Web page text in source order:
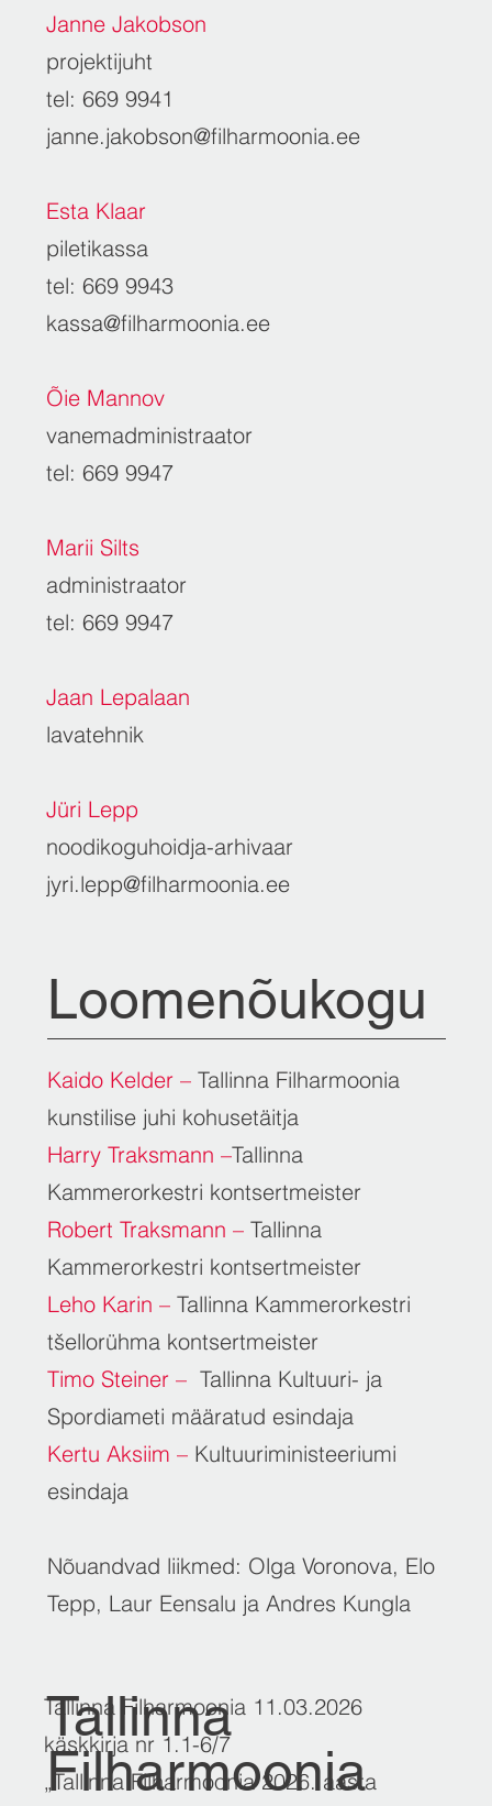
Janne Jakobson
projektijuht
tel: 669 9941
janne.jakobson@filharmoonia.ee
Esta Klaar
piletikassa
tel: 669 9943
kassa@filharmoonia.ee
Õie Mannov
vanemadministraator
tel: 669 9947
Marii Silts
administraator
tel: 669 9947
Jaan Lepalaan
lavatehnik
Jüri Lepp
noodikoguhoidja-arhivaar
jyri.lepp@filharmoonia.ee
Kaido Kelder – Tallinna Filharmoonia
kunstilise juhi kohusetäitja
Harry Traksmann –Tallinna
Kammerorkestri kontsertmeister
Robert Traksmann – Tallinna
Kammerorkestri kontsertmeister
Leho Karin – Tallinna Kammerorkestri
tšellorühma kontsertmeister
Timo Steiner – Tallinna Kultuuri- ja
Spordiameti määratud esindaja
Kertu Aksiim – Kultuuriministeeriumi
esindaja
Nõuandvad liikmed: Olga Voronova, Elo
Tepp, Laur Eensalu ja Andres Kungla
Loomenõukogu
Tallinna Filharmoonia 11.03.2026
käskkirja nr 1.1-6/7
„Tallinna Filharmoonia 2026. aasta
Tallinna
Filharmoonia